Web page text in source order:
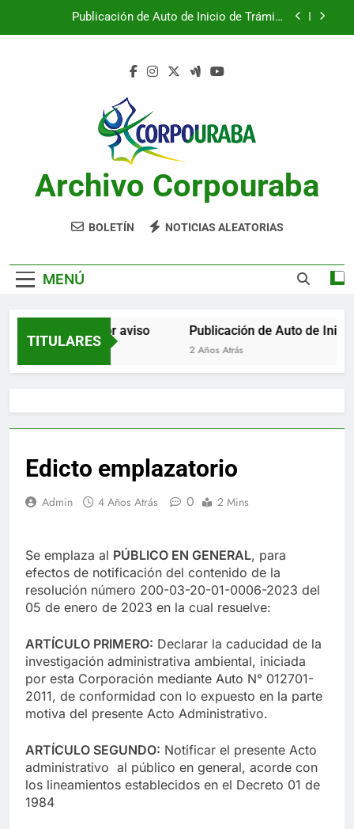
Publicación de Auto de Inicio de Trámite
Notificación por aviso
Publicación de Auto de Inicio de Trámite
Publicación de Auto de Inicio de Trámite
CITACIONES
Archivo Corpouraba
BOLETÍN NOTICIAS ALEATORIAS
MENÚ
TITULARES
Notificación por aviso
2 Años Atrás
Publicación de Auto de Inicio
2 Años Atrás
Edicto emplazatorio
Admin 4 Años Atrás 0 2 Mins
Se emplaza al PÚBLICO EN GENERAL, para
efectos de notificación del contenido de la
resolución número 200-03-20-01-0006-2023 del
05 de enero de 2023 en la cual resuelve:
ARTÍCULO PRIMERO: Declarar la caducidad de la
investigación administrativa ambiental, iniciada
por esta Corporación mediante Auto N° 012701-
2011, de conformidad con lo expuesto en la parte
motiva del presente Acto Administrativo.
ARTÍCULO SEGUNDO: Notificar el presente Acto
administrativo al público en general, acorde con
los lineamientos establecidos en el Decreto 01 de
1984